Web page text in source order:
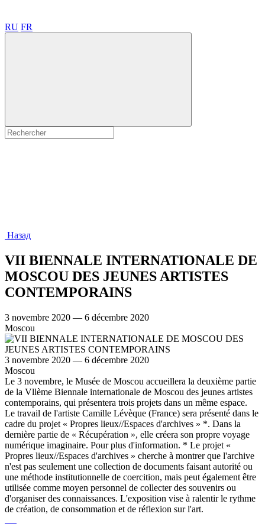
RU FR
Назад
VII BIENNALE INTERNATIONALE DE
MOSCOU DES JEUNES ARTISTES
CONTEMPORAINS
3 novembre 2020 — 6 décembre 2020
Moscou
3 novembre 2020 — 6 décembre 2020
Moscou
Le 3 novembre, le Musée de Moscou accueillera la deuxième partie
de la Vllème Biennale internationale de Moscou des jeunes artistes
contemporains, qui présentera trois projets dans un même espace.
Le travail de l'artiste Camille Lévèque (France) sera présenté dans le
cadre du projet « Propres lieux//Espaces d'archives » *. Dans la
dernière partie de « Récupération », elle créera son propre voyage
numérique imaginaire. Pour plus d'information. * Le projet «
Propres lieux//Espaces d'archives » cherche à montrer que l'archive
n'est pas seulement une collection de documents faisant autorité ou
une méthode institutionnelle de coercition, mais peut également être
utilisée comme moyen personnel de collecter des souvenirs ou
d'organiser des connaissances. L'exposition vise à ralentir le rythme
de création, de consommation et de réflexion sur l'art.